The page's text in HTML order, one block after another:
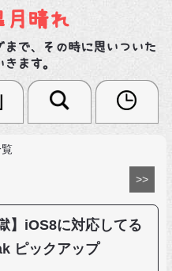
月晴れ
で、その時に思いついた
ます。
>>
】iOS8に対応してる
ピックアップ